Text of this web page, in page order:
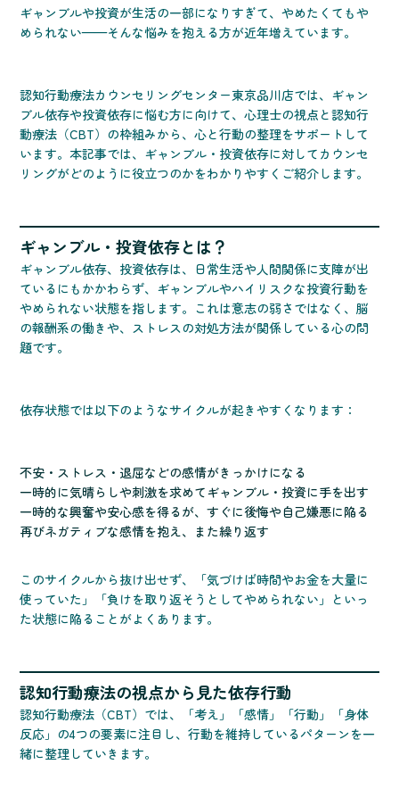
ギャンブルや投資が生活の一部になりすぎて、やめたくてもや
められない——そんな悩みを抱える方が近年増えています。
認知行動療法カウンセリングセンター東京品川店では、ギャン
ブル依存や投資依存に悩む方に向けて、心理士の視点と認知行
動療法（CBT）の枠組みから、心と行動の整理をサポートして
います。本記事では、ギャンブル・投資依存に対してカウンセ
リングがどのように役立つのかをわかりやすくご紹介します。
ギャンブル・投資依存とは？
ギャンブル依存、投資依存は、日常生活や人間関係に支障が出
ているにもかかわらず、ギャンブルやハイリスクな投資行動を
やめられない状態を指します。これは意志の弱さではなく、脳
の報酬系の働きや、ストレスの対処方法が関係している心の問
題です。
依存状態では以下のようなサイクルが起きやすくなります：
不安・ストレス・退屈などの感情がきっかけになる
一時的に気晴らしや刺激を求めてギャンブル・投資に手を出す
一時的な興奮や安心感を得るが、すぐに後悔や自己嫌悪に陥る
再びネガティブな感情を抱え、また繰り返す
このサイクルから抜け出せず、「気づけば時間やお金を大量に
使っていた」「負けを取り返そうとしてやめられない」といっ
た状態に陥ることがよくあります。
認知行動療法の視点から見た依存行動
認知行動療法（CBT）では、「考え」「感情」「行動」「身体
反応」の4つの要素に注目し、行動を維持しているパターンを一
緒に整理していきます。